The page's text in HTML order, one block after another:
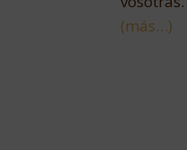
(más…)